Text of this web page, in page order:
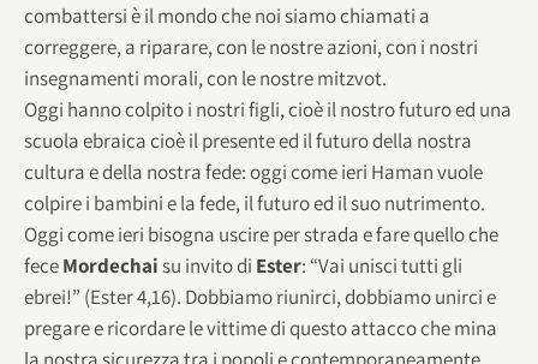
combattersi è il mondo che noi siamo chiamati a
correggere, a riparare, con le nostre azioni, con i nostri
insegnamenti morali, con le nostre mitzvot.
Oggi hanno colpito i nostri figli, cioè il nostro futuro ed una
scuola ebraica cioè il presente ed il futuro della nostra
cultura e della nostra fede: oggi come ieri Haman vuole
colpire i bambini e la fede, il futuro ed il suo nutrimento.
Oggi come ieri bisogna uscire per strada e fare quello che
feceMordechaisu invito di Ester: “Vai unisci tutti gli
ebrei!” (Ester 4,16). Dobbiamo riunirci, dobbiamo unirci e
pregare e ricordare le vittime di questo attacco che mina
la nostra sicurezza tra i popoli e contemporaneamente